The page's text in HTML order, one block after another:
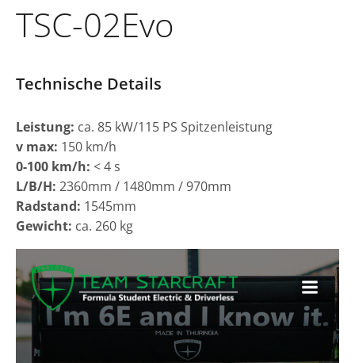
TSC-02Evo
Technische Details
Leistung: ca. 85 kW/115 PS Spitzenleistung
v max: 150 km/h
0-100 km/h: < 4 s
L/B/H: 2360mm / 1480mm / 970mm
Radstand: 1545mm
Gewicht: ca. 260 kg